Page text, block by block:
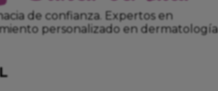
de confianza. Expertos en
personalizado en dermatología